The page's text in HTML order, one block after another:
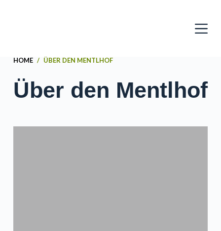
m
HOME / ÜBER DEN MENTLHOF
Über den Mentlhof